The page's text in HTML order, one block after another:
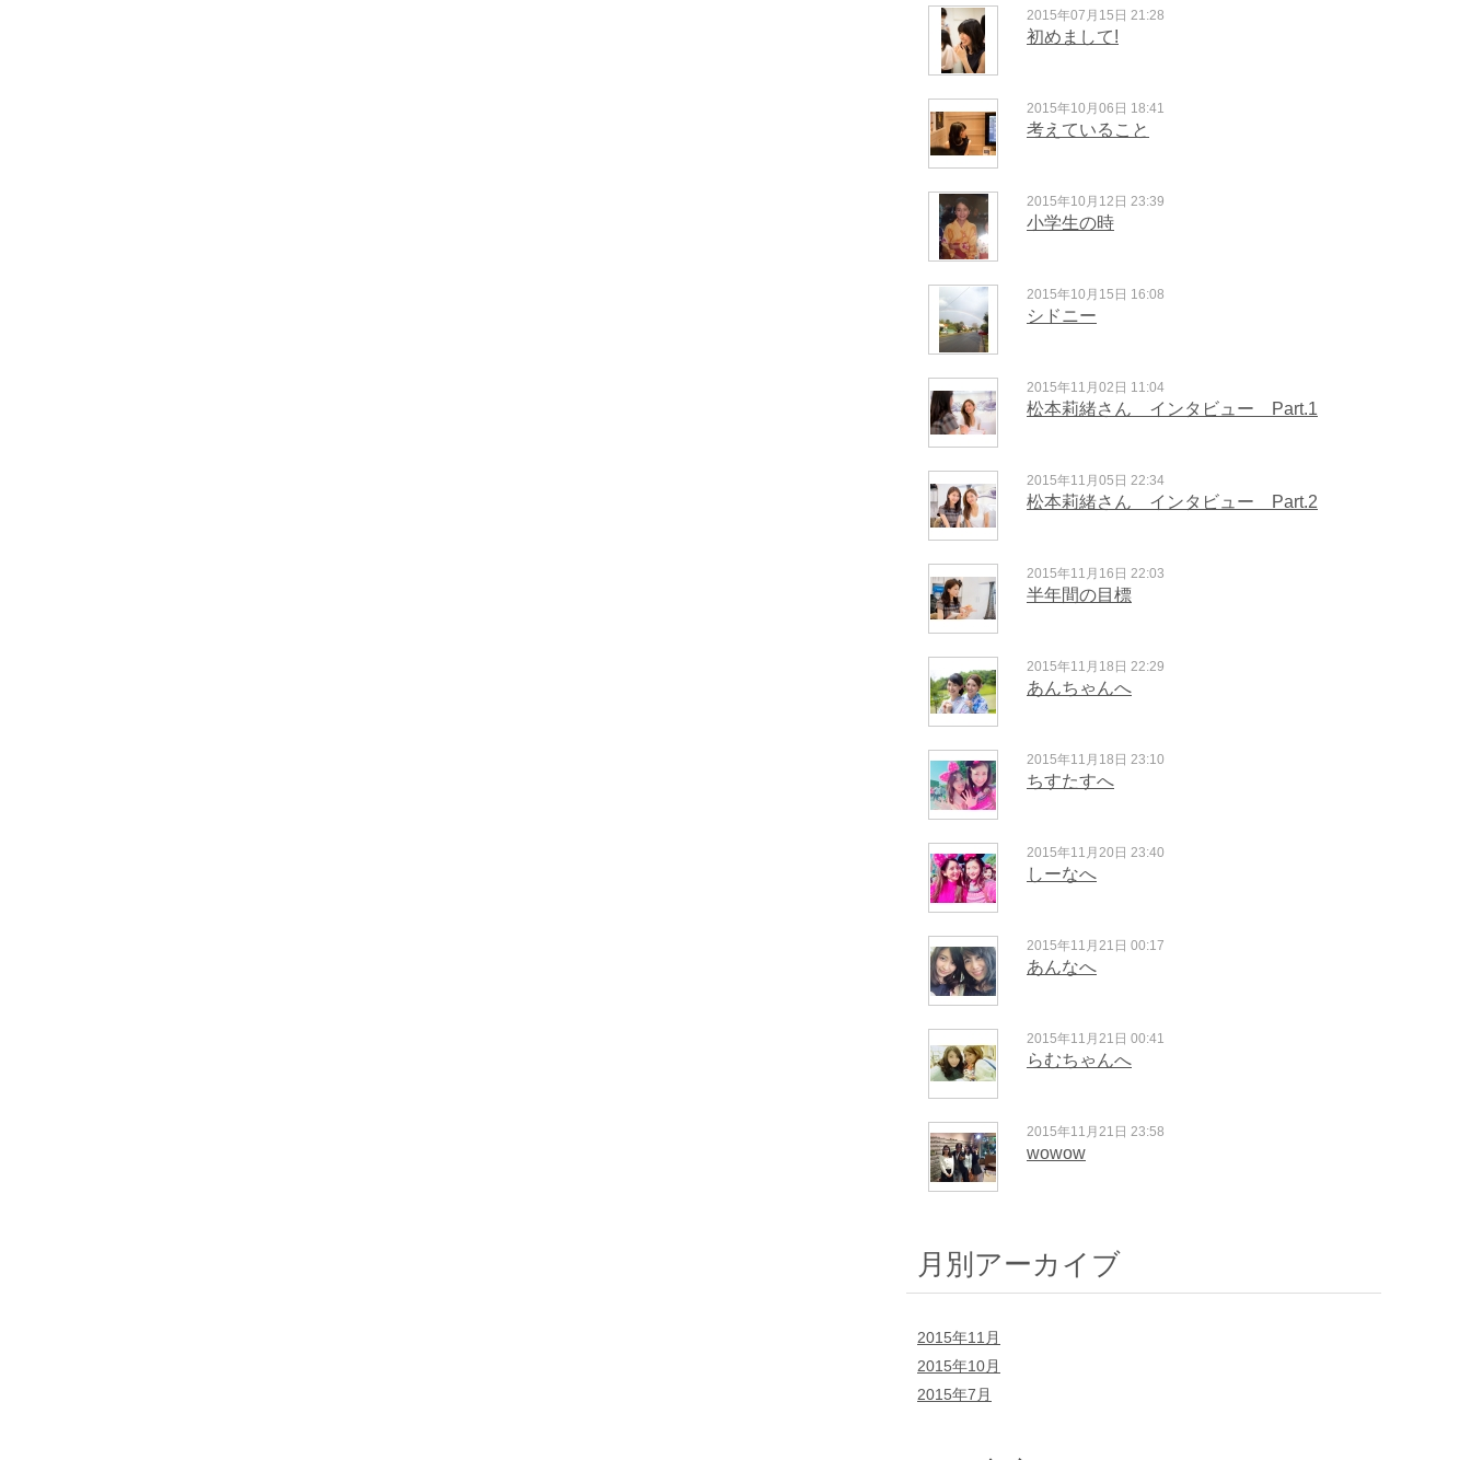
初めまして!
2015年07月15日 21:28
考えていること
2015年10月06日 18:41
小学生の時
2015年10月12日 23:39
シドニー
2015年10月15日 16:08
松本莉緒さん インタビュー Part.1
2015年11月02日 11:04
松本莉緒さん インタビュー Part.2
2015年11月05日 22:34
半年間の目標
2015年11月16日 22:03
あんちゃんへ
2015年11月18日 22:29
ちすたすへ
2015年11月18日 23:10
しーなへ
2015年11月20日 23:40
あんなへ
2015年11月21日 00:17
らむちゃんへ
2015年11月21日 00:41
wowow
2015年11月21日 23:58
月別アーカイブ
2015年11月
2015年10月
2015年7月